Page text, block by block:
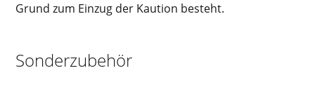
Grund zum Einzug der Kaution besteht.
Sonderzubehör